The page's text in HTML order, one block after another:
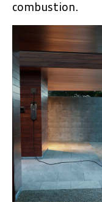
combustion.